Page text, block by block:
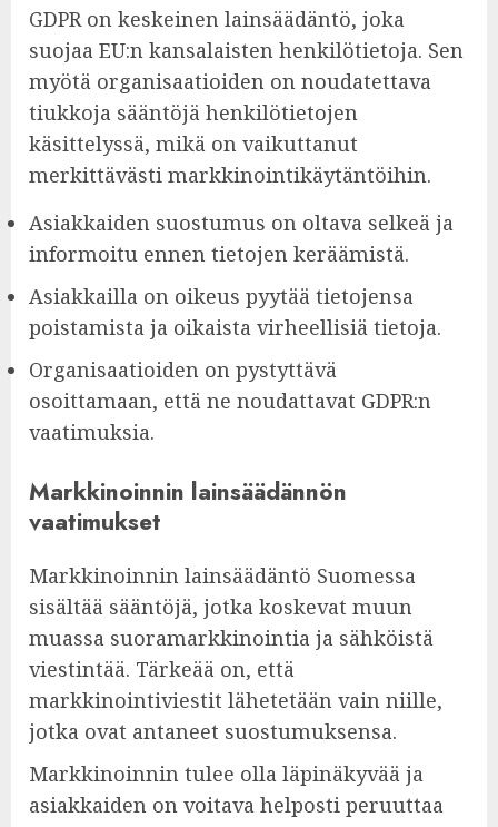
GDPR on keskeinen lainsäädäntö, joka
suojaa EU:n kansalaisten henkilötietoja. Sen
myötä organisaatioiden on noudatettava
tiukkoja sääntöjä henkilötietojen
käsittelyssä, mikä on vaikuttanut
merkittävästi markkinointikäytäntöihin.
Asiakkaiden suostumus on oltava selkeä ja
informoitu ennen tietojen keräämistä.
Asiakkailla on oikeus pyytää tietojensa
poistamista ja oikaista virheellisiä tietoja.
Organisaatioiden on pystyttävä
osoittamaan, että ne noudattavat GDPR:n
vaatimuksia.
Markkinoinnin lainsäädännön
vaatimukset
Markkinoinnin lainsäädäntö Suomessa
sisältää sääntöjä, jotka koskevat muun
muassa suoramarkkinointia ja sähköistä
viestintää. Tärkeää on, että
markkinointiviestit lähetetään vain niille,
jotka ovat antaneet suostumuksensa.
Markkinoinnin tulee olla läpinäkyvää ja
asiakkaiden on voitava helposti peruuttaa